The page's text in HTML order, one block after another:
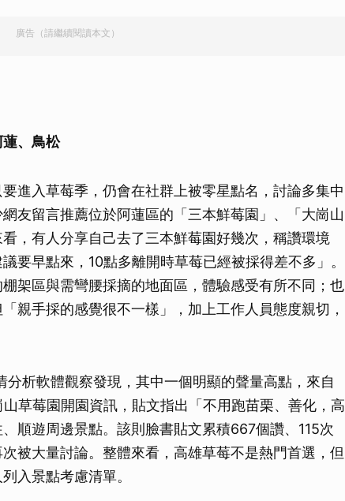
廣告（請繼續閱讀本文）
、鳥松
進入草莓季，仍會在社群上被零星點名，討論多集中
友留言推薦位於阿蓮區的「三本鮮莓園」、「大崗山
，有人分享自己去了三本鮮莓園好幾次，稱讚環境
要早點來，10點多離開時草莓已經被採得差不多」。
架區與需彎腰採摘的地面區，體驗感受有所不同；也
親手採的感覺很不一樣」，加上工作人員態度親切，
分析軟體觀察發現，其中一個明顯的聲量高點，來自
草莓園開園資訊，貼文指出「不用跑苗栗、善化，高
順遊周邊景點。該則臉書貼文累積667個讚、115次
被大量討論。整體來看，高雄草莓不是熱門首選，但
入景點考慮清單。